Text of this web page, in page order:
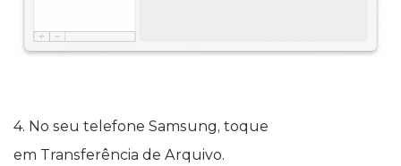
4. No seu telefone Samsung, toque
em Transferência de Arquivo.